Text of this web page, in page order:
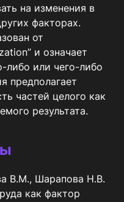
на изменения в
факторах.
от
и означает
либо или чего-либо
предполагает
частей целого как
результата.
как фактор